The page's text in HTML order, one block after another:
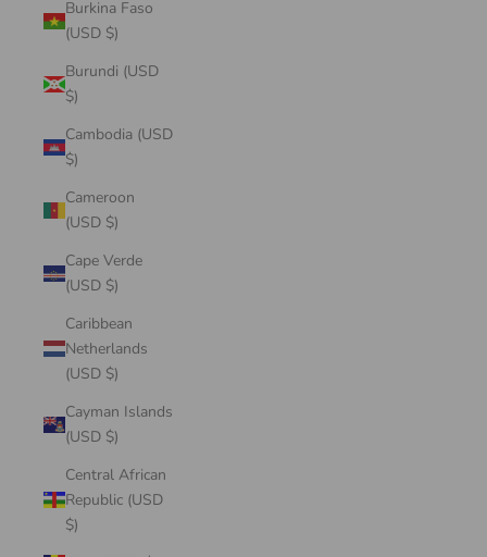
Burkina Faso
(USD $)
Burundi (USD
$)
Cambodia (USD
$)
Cameroon
(USD $)
Cape Verde
(USD $)
Caribbean
Netherlands
(USD $)
Cayman Islands
(USD $)
Central African
Republic (USD
$)